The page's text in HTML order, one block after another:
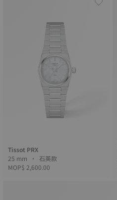
Tissot PRX
25 mm • 石英款
MOP$ 2,600.00